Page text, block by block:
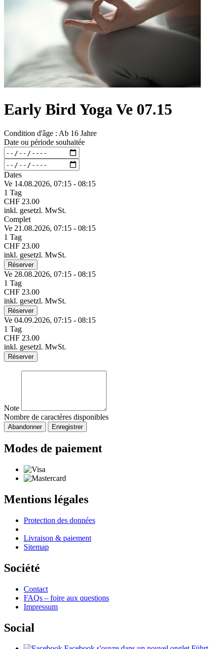
Early Bird Yoga Ve 07.15
Condition d'âge : Ab 16 Jahre
Date ou période souhaitée
Dates
Ve 14.08.2026, 07:15 - 08:15
1 Tag
CHF 23.00
inkl. gesetzl. MwSt.
Complet
Ve 21.08.2026, 07:15 - 08:15
1 Tag
CHF 23.00
inkl. gesetzl. MwSt.
Réserver
Ve 28.08.2026, 07:15 - 08:15
1 Tag
CHF 23.00
inkl. gesetzl. MwSt.
Réserver
Ve 04.09.2026, 07:15 - 08:15
1 Tag
CHF 23.00
inkl. gesetzl. MwSt.
Réserver
Note
Nombre de caractères disponibles
Abandonner Enregistrer
Modes de paiement
Mentions légales
Protection des données
Livraison & paiement
Sitemap
Société
Contact
FAQs – foire aux questions
Impressum
Social